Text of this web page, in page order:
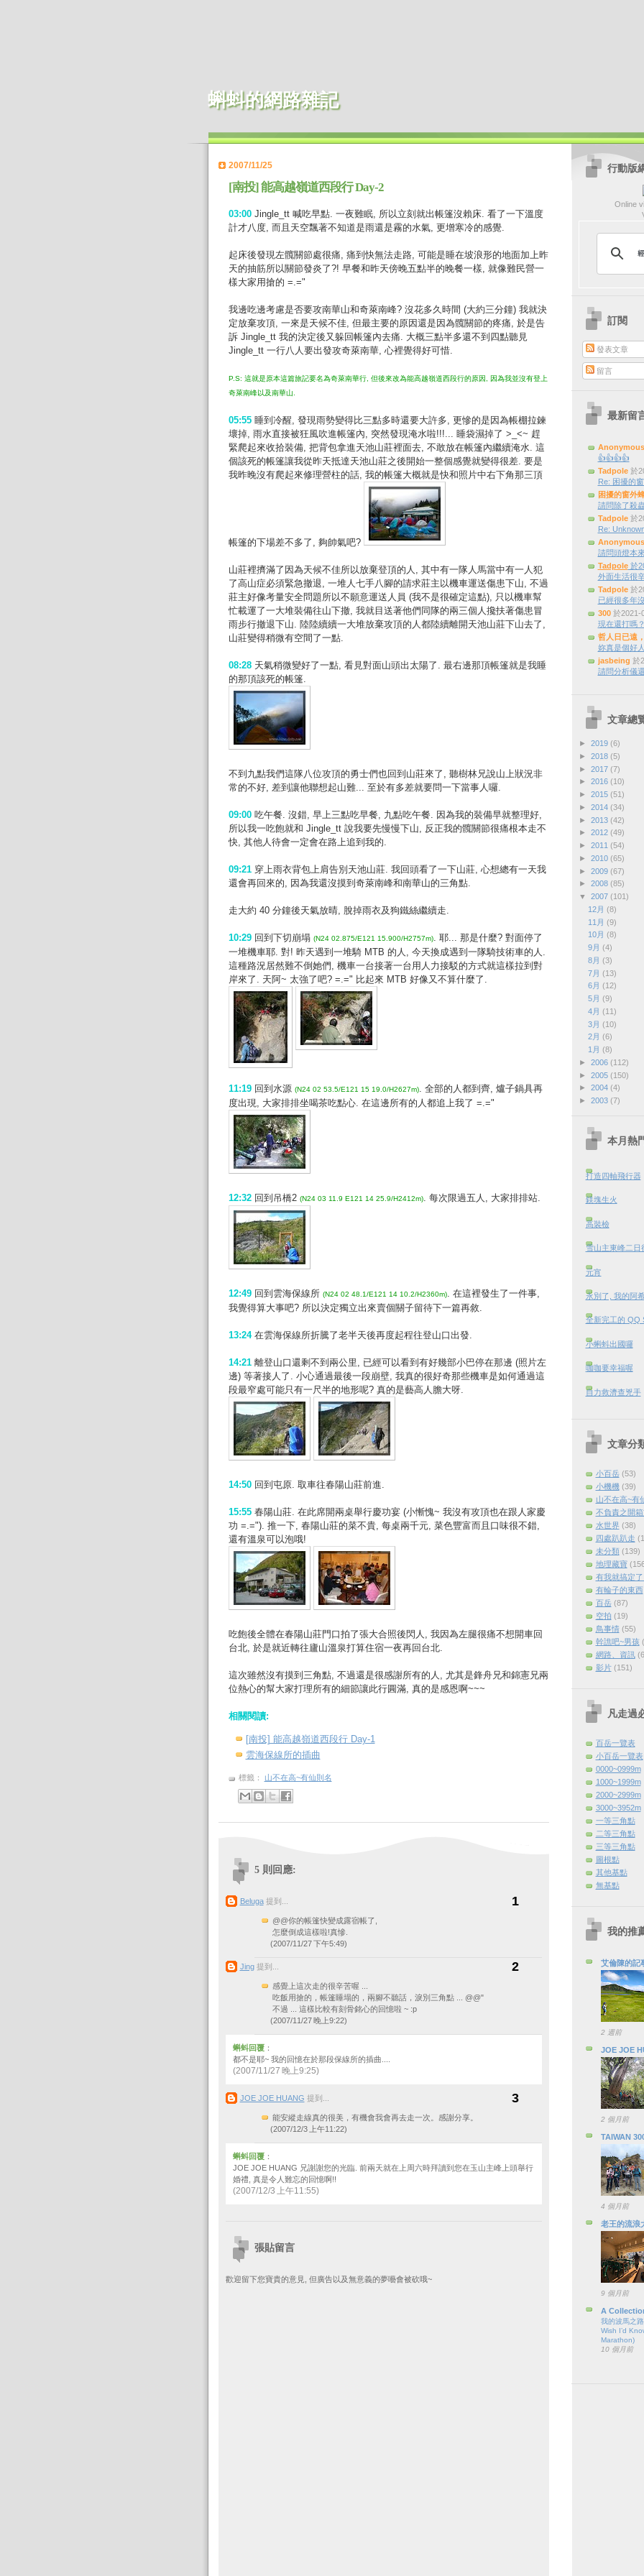
蝌蚪的網路雜記
2007/11/25
[南投] 能高越嶺道西段行 Day-2
03:00Jingle_tt 喊吃早點. 一夜難眠, 所以立刻就出帳篷沒賴床. 看了一下溫度
計才八度, 而且天空飄著不知道是雨還是霧的水氣, 更增寒冷的感覺.
起床後發現左髖關節處很痛, 痛到快無法走路, 可能是睡在坡浪形的地面加上昨
天的抽筋所以關節發炎了?! 早餐和昨天傍晚五點半的晚餐一樣, 就像難民營一
樣大家用搶的 =.="
我邊吃邊考慮是否要攻南華山和奇萊南峰? 沒花多久時間 (大約三分鐘) 我就決
定放棄攻頂, 一來是天候不佳, 但最主要的原因還是因為髖關節的疼痛, 於是告
訴 Jingle_tt 我的決定後又躲回帳篷內去痛. 大概三點半多還不到四點聽見
Jingle_tt 一行八人要出發攻奇萊南華, 心裡覺得好可惜.
P.S: 這就是原本這篇旅記要名為奇萊南華行, 但後來改為能高越嶺道西段行的原因, 因為我並沒有登上
奇萊南峰以及南華山.
05:55睡到冷醒, 發現雨勢變得比三點多時還要大許多, 更慘的是因為帳棚拉鍊
壞掉, 雨水直接被狂風吹進帳篷內, 突然發現淹水啦!!!... 睡袋濕掉了 >_<~ 趕
緊爬起來收拾裝備, 把背包拿進天池山莊裡面去, 不敢放在帳篷內繼續淹水. 這
個該死的帳篷讓我從昨天抵達天池山莊之後開始一整個感覺就變得很差. 要是
我昨晚沒有爬起來修理營柱的話, 我的帳篷大概就是快和照片中右下角那三頂
帳篷的下場差不多了, 夠帥氣吧?
山莊裡擠滿了因為天候不佳所以放棄登頂的人, 其中有一隊人馬當中有一人犯
了高山症必須緊急撤退, 一堆人七手八腳的請求莊主以機車運送傷患下山, 不過
莊主好像考量安全問題所以不願意運送人員 (我不是很確定這點), 只以機車幫
忙載運了一大堆裝備往山下撤, 我就目送著他們同隊的兩三個人攙扶著傷患冒
雨步行撤退下山. 陸陸續續一大堆放棄攻頂的人都陸續離開天池山莊下山去了,
山莊變得稍微有空間了一點.
08:28天氣稍微變好了一點, 看見對面山頭出太陽了. 最右邊那頂帳篷就是我睡
的那頂該死的帳篷.
不到九點我們這隊八位攻頂的勇士們也回到山莊來了, 聽樹林兄說山上狀況非
常的不好, 差到讓他聯想起山難... 至於有多差就要問一下當事人囉.
09:00吃午餐. 沒錯, 早上三點吃早餐, 九點吃午餐. 因為我的裝備早就整理好,
所以我一吃飽就和 Jingle_tt 說我要先慢慢下山, 反正我的髖關節很痛根本走不
快, 其他人待會一定會在路上追到我的.
09:21穿上雨衣背包上肩告別天池山莊. 我回頭看了一下山莊, 心想總有一天我
還會再回來的, 因為我還沒摸到奇萊南峰和南華山的三角點.
走大約 40 分鐘後天氣放晴, 脫掉雨衣及狗鐵絲繼續走.
10:29回到下切崩塌 (N24 02.875/E121 15.900/H2757m). 耶... 那是什麼? 對面停了
一堆機車耶. 對! 昨天遇到一堆騎 MTB 的人, 今天換成遇到一隊騎技術車的人.
這種路況居然難不倒她們, 機車一台接著一台用人力接駁的方式就這樣拉到對
岸來了. 天阿~ 太強了吧? =.=" 比起來 MTB 好像又不算什麼了.
11:19回到水源 (N24 02 53.5/E121 15 19.0/H2627m). 全部的人都到齊, 爐子鍋具再
度出現, 大家排排坐喝茶吃點心. 在這邊所有的人都追上我了 =.="
12:32回到吊橋2 (N24 03 11.9 E121 14 25.9/H2412m). 每次限過五人, 大家排排站.
12:49回到雲海保線所 (N24 02 48.1/E121 14 10.2/H2360m). 在這裡發生了一件事,
我覺得算大事吧? 所以決定獨立出來賣個關子留待下一篇再敘.
13:24在雲海保線所折騰了老半天後再度起程往登山口出發.
14:21離登山口還剩不到兩公里, 已經可以看到有好幾部小巴停在那邊 (照片左
邊) 等著接人了. 小心通過最後一段崩壁, 我真的很好奇那些機車是如何通過這
段最窄處可能只有一尺半的地形呢? 真的是藝高人膽大呀.
14:50回到屯原. 取車往春陽山莊前進.
15:55春陽山莊. 在此席開兩桌舉行慶功宴 (小慚愧~ 我沒有攻頂也在跟人家慶
功 =.="). 推一下, 春陽山莊的菜不貴, 每桌兩千元, 菜色豐富而且口味很不錯,
還有溫泉可以泡哦!
吃飽後全體在春陽山莊門口拍了張大合照後閃人, 我因為左腿很痛不想開車回
台北, 於是就近轉往廬山溫泉打算住宿一夜再回台北.
這次雖然沒有摸到三角點, 不過還是很感謝所有的人, 尤其是鋒舟兄和錦憲兄兩
位熱心的幫大家打理所有的細節讓此行圓滿, 真的是感恩啊~~~
相關閱讀:
[南投] 能高越嶺道西段行 Day-1
雲海保線所的插曲
標籤： 山不在高~有仙則名
5 則回應:
Beluga提到... 1
@@你的帳篷快變成露宿帳了,
怎麼倒成這樣啦!真慘.
(2007/11/27 下午5:49)
Jing提到... 2
感覺上這次走的很辛苦喔 ...
吃飯用搶的，帳篷睡塌的，兩腳不聽話，淚別三角點 ... @@"
不過 ... 這樣比較有刻骨銘心的回憶啦 ~ :p
(2007/11/27 晚上9:22)
蝌蚪回覆：
都不是耶~ 我的回憶在於那段保線所的插曲....
(2007/11/27 晚上9:25)
JOE JOE HUANG 提到... 3
能安縱走線真的很美，有機會我會再去走一次。感謝分享。
(2007/12/3 上午11:22)
蝌蚪回覆：
JOE JOE HUANG 兄謝謝您的光臨. 前兩天就在上周六時拜讀到您在玉山主峰上頭舉行
婚禮, 真是令人難忘的回憶啊!!
(2007/12/3 上午11:55)
張貼留言
歡迎留下您寶貴的意見, 但廣告以及無意義的夢囈會被砍哦~
行動版
Online
訂閱
發表文章
留言
最新留
Anonymous
👍👍👍👍
Tadpole於
Re: 困擾的
困擾的窗外
請問除了殺
Tadpole於
Re:
Anonymous
請問頭燈本
Tadpole於
外面生活很
Tadpole於
已經很多年
300於2021-
現在還打嗎？
哲人日已遠
妳真是個好人
jasbeing 於
請問分析儀
文章總
► 2019 (6)
► 2018 (5)
► 2017 (7)
► 2016 (10)
► 2015 (51)
► 2014 (34)
► 2013 (42)
► 2012 (49)
► 2011 (54)
► 2010 (65)
► 2009 (67)
► 2008 (85)
▼ 2007 (101)
12月 (8)
11月 (9)
10月 (8)
9月 (4)
8月 (3)
7月 (13)
6月 (12)
5月 (9)
4月 (11)
3月 (10)
2月 (6)
1月 (8)
► 2006 (112)
► 2005 (150)
► 2004 (4)
► 2003 (7)
本月熱
打造四軸飛行器
鎂塊生火
高裝檢
雪山主東峰二日
元宵
永別了, 我的阿
全新完工的 QQ
小蝌蚪出國囉
咖咖要幸福喔
自力救濟查兇手
文章分
小百岳 (53)
小機機 (39)
山不在高~有
不負責之開箱
水世界 (38)
四處趴趴走
未分類 (139)
地理藏寶
有我就搞定
有輪子的東西
百岳 (87)
空拍 (19)
鳥事情 (55)
幹譙吧~男孩
網路、資訊
影片 (151)
凡走過
百岳一覽表
小百岳一覽表
0000~0999m
1000~1999m
2000~2999m
3000~3952m
一等三角點
二等三角點
三等三角點
圖根點
其他基點
無基點
我的推
艾倫陳的記
2 週前
JOE JOE
2 個月前
TAIWAN
4 個月前
老王的流浪
9 個月前
A
我的波馬之
Wish I’d
Marathon)
10 個月前